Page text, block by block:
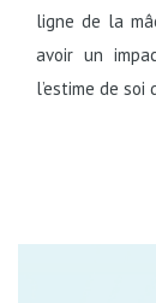
ligne de la
avoir un
l’estime de soi